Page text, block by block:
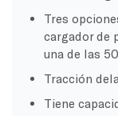
Tres
cargador de
una de las
Tracción
Tiene